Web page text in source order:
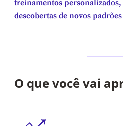
treinamentos personalizados,
descobertas de novos
O que você vai